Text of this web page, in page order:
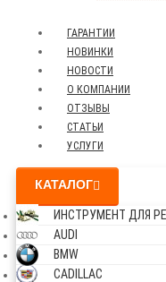
ГАРАНТИИ
НОВИНКИ
НОВОСТИ
О КОМПАНИИ
ОТЗЫВЫ
СТАТЬИ
УСЛУГИ
КАТАЛОГ
ИНСТРУМЕНТ ДЛЯ
AUDI
BMW
CADILLAC